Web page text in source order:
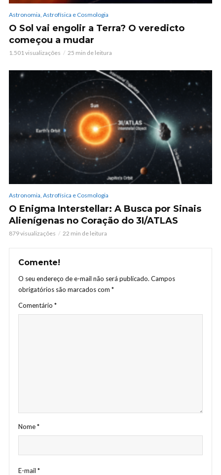
Astronomia, Astrofísica e Cosmologia
O Sol vai engolir a Terra? O veredicto
começou a mudar
1.501 visualizações 25 min de leitura
Astronomia, Astrofísica e Cosmologia
O Enigma Interstellar: A Busca por Sinais
Alienígenas no Coração do 3I/ATLAS
879 visualizações 22 min de leitura
Comente!
O seu endereço de e-mail não será publicado. Campos
obrigatórios são marcados com *
Comentário *
Nome*
E-mail *